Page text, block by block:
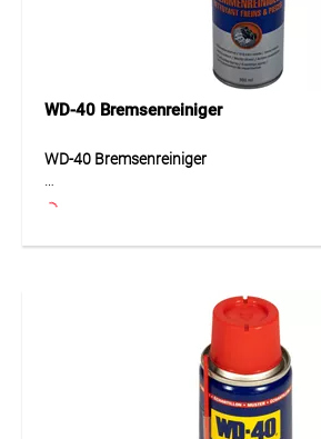
Produkten direkt am Verkaufspunkt, im
Baumarkt oder internen Verkaufsbereich.
WD-40 Bremsenreiniger
WD-40 Bremsenreiniger
WD-40 Bremsenreiniger ist ein schnell
zum Entfernen von Fett, Öl, Schmutz
Bremsen, Kupplungs-, Getriebe- und
eine saubere Oberfläche und erleichtert
Reparaturarbeiten an mechanischen
Produkt ist auf den meisten
eignet sich besonders dort, wo
zuverlässig gelöst werden müssen. Der
ein praktischer Helfer für Werkstatt,